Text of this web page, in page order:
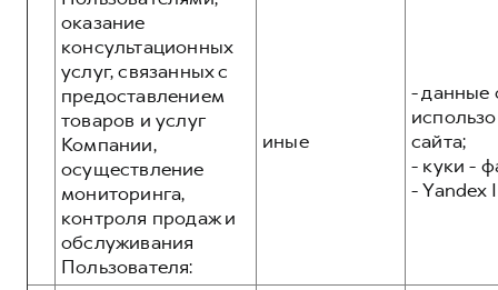
оказание
консультационных
услуг, связанных с
предоставлением
товаров и услуг
Компании,
осуществление
мониторинга,
контроля продаж и
обслуживания
Пользователя:
иные
- данные
сайта;
- куки -
- Yandex